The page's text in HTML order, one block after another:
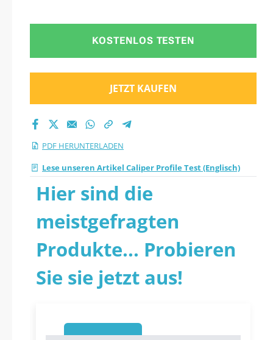
KOSTENLOS TESTEN
JETZT KAUFEN
PDF HERUNTERLADEN
Lese unseren Artikel Caliper Profile Test (Englisch)
Hier sind die
meistgefragten
Produkte... Probieren
Sie sie jetzt aus!